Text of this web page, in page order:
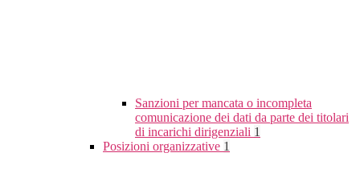
Sanzioni per mancata o incompleta
comunicazione dei dati da parte dei titolari
di incarichi dirigenziali 1
Posizioni organizzative 1